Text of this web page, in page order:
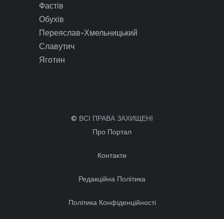
Фастів
Обухів
Переяслав-Хмельницький
Славутич
Яготин
© ВСІ ПРАВА ЗАХИЩЕНІ
Про Портал
Контакти
Редакційна Політика
Політика Конфіденційності